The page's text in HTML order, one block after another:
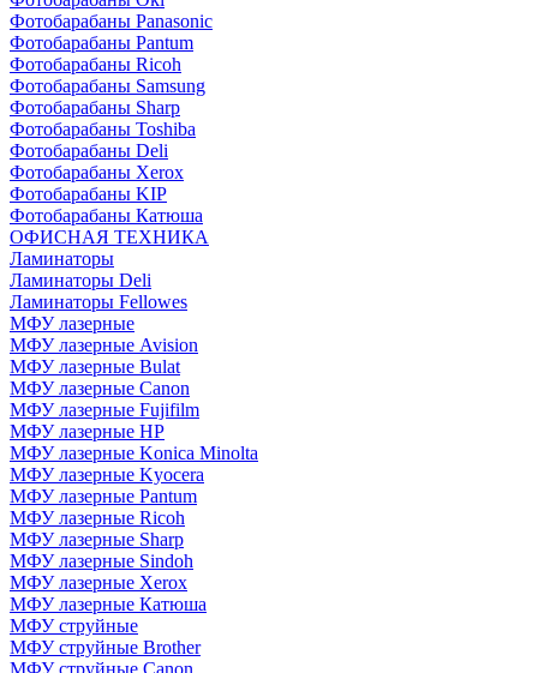
Фотобарабаны Panasonic
Фотобарабаны Pantum
Фотобарабаны Ricoh
Фотобарабаны Samsung
Фотобарабаны Sharp
Фотобарабаны Toshiba
Фотобарабаны Deli
Фотобарабаны Xerox
Фотобарабаны KIP
Фотобарабаны Катюша
ОФИСНАЯ ТЕХНИКА
Ламинаторы
Ламинаторы Deli
Ламинаторы Fellowes
МФУ лазерные
МФУ лазерные Avision
МФУ лазерные Bulat
МФУ лазерные Canon
МФУ лазерные Fujifilm
МФУ лазерные HP
МФУ лазерные Konica Minolta
МФУ лазерные Kyocera
МФУ лазерные Pantum
МФУ лазерные Ricoh
МФУ лазерные Sharp
МФУ лазерные Sindoh
МФУ лазерные Xerox
МФУ лазерные Катюша
МФУ струйные
МФУ струйные Brother
МФУ струйные Canon